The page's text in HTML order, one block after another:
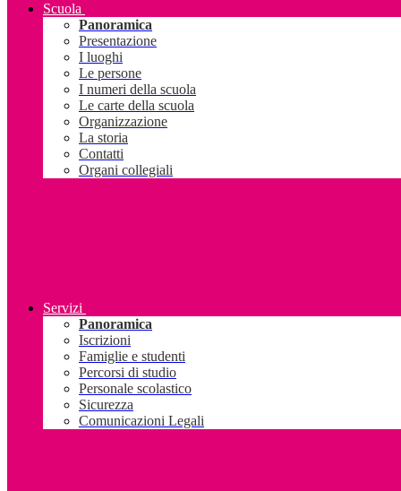
Scuola
Panoramica
Presentazione
I luoghi
Le persone
I numeri della scuola
Le carte della scuola
Organizzazione
La storia
Contatti
Organi collegiali
Servizi
Panoramica
Iscrizioni
Famiglie e studenti
Percorsi di studio
Personale scolastico
Sicurezza
Comunicazioni Legali